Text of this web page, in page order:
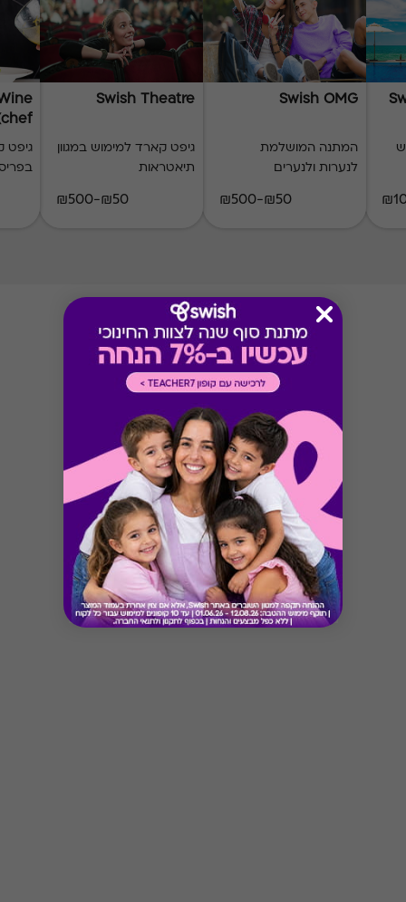
Swish OMG
המתנה המושלמת
לנערות ולנערים
₪50-₪500
Swish Theatre
גיפט קארד למימוש במגוון
תיאטראות
₪50-₪500
גיפט